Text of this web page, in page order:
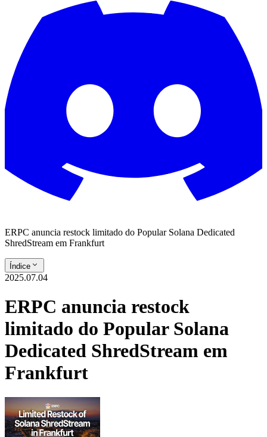
ERPC anuncia restock limitado do Popular Solana Dedicated
ShredStream em Frankfurt
Índice
2025.07.04
ERPC anuncia restock
limitado do Popular Solana
Dedicated ShredStream em
Frankfurt